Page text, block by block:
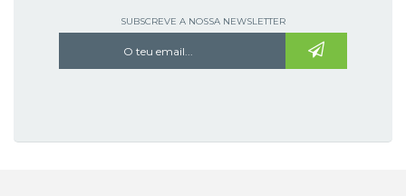
SUBSCREVE A NOSSA NEWSLETTER